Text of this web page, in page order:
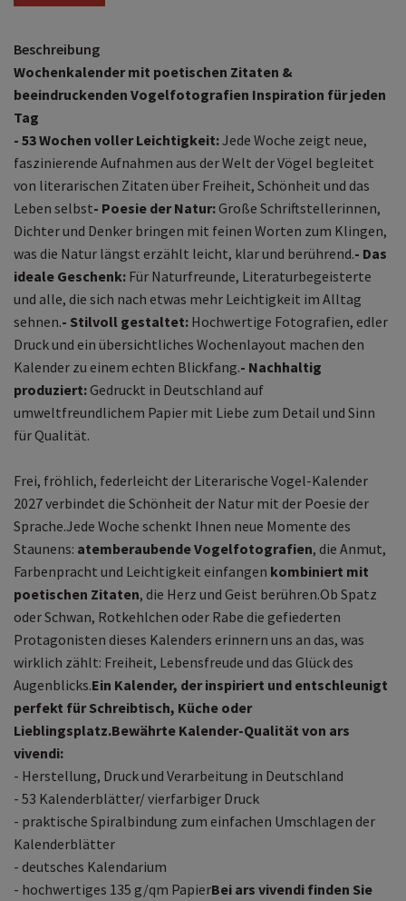
Beschreibung
Wochenkalender mit poetischen Zitaten &
beeindruckenden Vogelfotografien Inspiration für jeden
Tag
- 53 Wochen voller Leichtigkeit:Jede Woche zeigt neue,
faszinierende Aufnahmen aus der Welt der Vögel begleitet
von literarischen Zitaten über Freiheit, Schönheit und das
Leben selbst- Poesie der Natur:Große Schriftstellerinnen,
Dichter und Denker bringen mit feinen Worten zum Klingen,
was die Natur längst erzählt leicht, klar und berührend.- Das
ideale Geschenk: Für Naturfreunde, Literaturbegeisterte
und alle, die sich nach etwas mehr Leichtigkeit im Alltag
sehnen.- Stilvoll gestaltet: Hochwertige Fotografien, edler
Druck und ein übersichtliches Wochenlayout machen den
Kalender zu einem echten Blickfang.- Nachhaltig
produziert:Gedruckt in Deutschland auf
umweltfreundlichem Papier mit Liebe zum Detail und Sinn
für Qualität.
Frei, fröhlich, federleicht der Literarische Vogel-Kalender
2027 verbindet die Schönheit der Natur mit der Poesie der
Sprache.Jede Woche schenkt Ihnen neue Momente des
Staunens: atemberaubende Vogelfotografien, die Anmut,
Farbenpracht und Leichtigkeit einfangen kombiniert mit
poetischen Zitaten, die Herz und Geist berühren.Ob Spatz
oder Schwan, Rotkehlchen oder Rabe die gefiederten
Protagonisten dieses Kalenders erinnern uns an das, was
wirklich zählt: Freiheit, Lebensfreude und das Glück des
Augenblicks.Ein Kalender, der inspiriert und entschleunigt
perfekt für Schreibtisch, Küche oder
Lieblingsplatz.Bewährte Kalender-Qualität von ars
vivendi:
- Herstellung, Druck und Verarbeitung in Deutschland
- 53 Kalenderblätter/ vierfarbiger Druck
- praktische Spiralbindung zum einfachen Umschlagen der
Kalenderblätter
- deutsches Kalendarium
- hochwertiges 135 g/qm PapierBei ars vivendi finden Sie